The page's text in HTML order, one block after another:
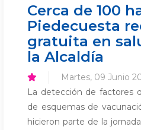
Cerca de 100
Piedecuesta
gratuita en
la Alcaldía
Martes, 09 Junio
La detección de factores
de esquemas de
hicieron parte de la